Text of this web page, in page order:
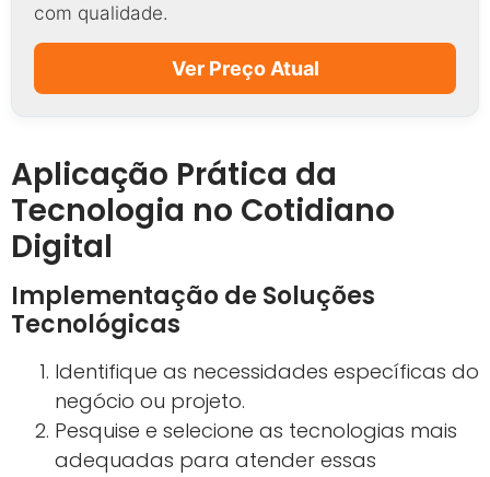
com qualidade.
Ver Preço Atual
Aplicação Prática da
Tecnologia no Cotidiano
Digital
Implementação de Soluções
Tecnológicas
Identifique as necessidades específicas do
negócio ou projeto.
Pesquise e selecione as tecnologias mais
adequadas para atender essas